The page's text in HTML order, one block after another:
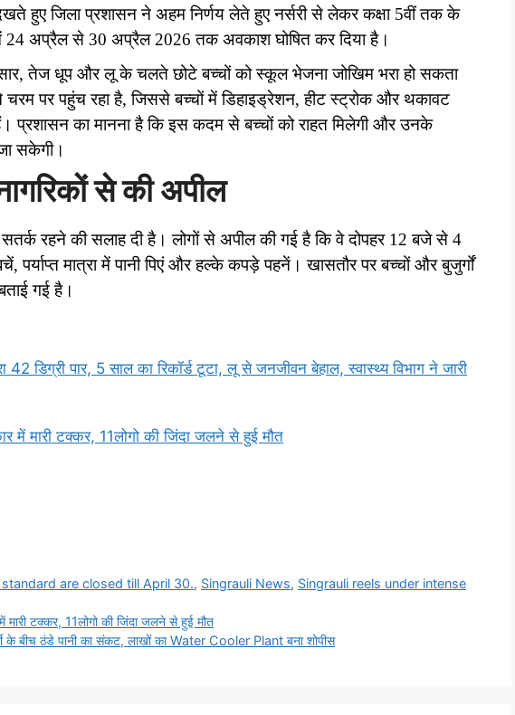
हुए जिला प्रशासन ने अहम निर्णय लेते हुए नर्सरी से लेकर कक्षा 5वीं तक के
24 अप्रैल से 30 अप्रैल 2026 तक अवकाश घोषित कर दिया है।
तेज धूप और लू के चलते छोटे बच्चों को स्कूल भेजना जोखिम भरा हो सकता
पर पहुंच रहा है, जिससे बच्चों में डिहाइड्रेशन, हीट स्ट्रोक और थकावट
का मानना है कि इस कदम से बच्चों को राहत मिलेगी और उनके
सकेगी।
से की अपील
सतर्क रहने की सलाह दी है। लोगों से अपील की गई है कि वे दोपहर 12 बजे से 4
मात्रा में पानी पिएं और हल्के कपड़े पहनें। खासतौर पर बच्चों और बुजुर्गों
गई है।
डिग्री पार, 5 साल का रिकॉर्ड टूटा, लू से जनजीवन बेहाल, स्वास्थ्य विभाग ने जारी
मारी टक्कर, 11लोगो की जिंदा जलने से हुई मौत
are closed till April 30., Singrauli News, Singrauli reels under intense
टक्कर, 11लोगो की जिंदा जलने से हुई मौत
के बीच ठंडे पानी का संकट, लाखों का Water Cooler Plant बना शोपीस